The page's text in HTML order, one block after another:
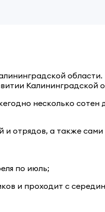
Калининградской
несколько сотен
и отрядов, а также
по июль;
и проходит с